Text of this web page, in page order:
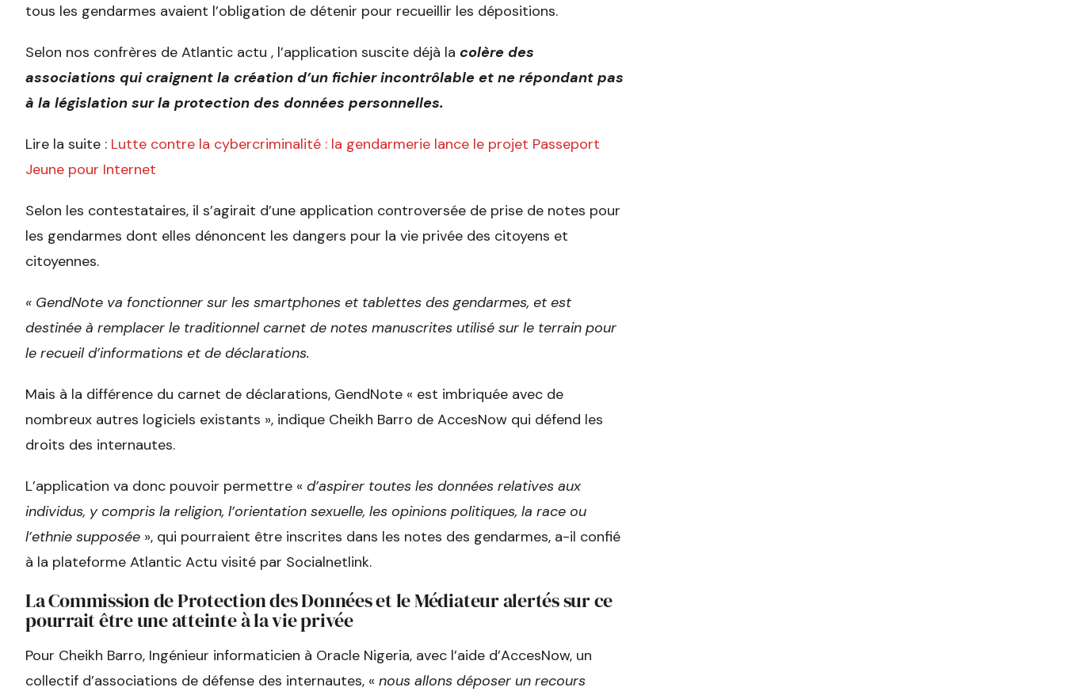
tous les gendarmes avaient l’obligation de détenir pour recueillir les dépositions.
Selon nos confrères de Atlantic actu , l’application suscite déjà la colère des
associations qui craignent la création d’un fichier incontrôlable et ne répondant pas
à la législation sur la protection des données personnelles.
Lire la suite : Lutte contre la cybercriminalité : la gendarmerie lance le projet Passeport
Jeune pour Internet
Selon les contestataires, il s’agirait d’une application controversée de prise de notes pour
les gendarmes dont elles dénoncent les dangers pour la vie privée des citoyens et
citoyennes.
« GendNote va fonctionner sur les smartphones et tablettes des gendarmes, et est
destinée à remplacer le traditionnel carnet de notes manuscrites utilisé sur le terrain pour
le recueil d’informations et de déclarations.
Mais à la différence du carnet de déclarations, GendNote « est imbriquée avec de
nombreux autres logiciels existants », indique Cheikh Barro de AccesNow qui défend les
droits des internautes.
L’application va donc pouvoir permettre « d’aspirer toutes les données relatives aux
individus, y compris la religion, l’orientation sexuelle, les opinions politiques, la race ou
l’ethnie supposée », qui pourraient être inscrites dans les notes des gendarmes, a-il confié
à la plateforme Atlantic Actu visité par Socialnetlink.
La Commission de Protection des Données et le Médiateur alertés sur ce
pourrait être une atteinte à la vie privée
Pour Cheikh Barro, Ingénieur informaticien à Oracle Nigeria, avec l’aide d’AccesNow, un
collectif d’associations de défense des internautes, « nous allons déposer un recours